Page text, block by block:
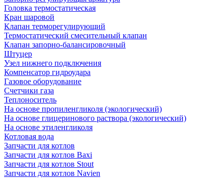
Головка термостатическая
Кран шаровой
Клапан терморегулирующий
Термостатический смесительный клапан
Клапан запорно-балансировочный
Штуцер
Узел нижнего подключения
Компенсатор гидроудара
Газовое оборудование
Счетчики газа
Теплоноситель
На основе пропиленгликоля (экологический)
На основе глицеринового раствора (экологический)
На основе этиленгликоля
Котловая вода
Запчасти для котлов
Запчасти для котлов Baxi
Запчасти для котлов Stout
Запчасти для котлов Navien